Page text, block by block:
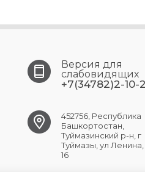
Версия для
слабовидящих
+7(34782)2-10-
452756, Республика
Башкортостан,
Туймазинский р-н, г
Туймазы, ул
16